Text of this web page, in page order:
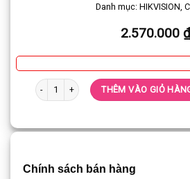
Danh mục: HIKVISION
2.570.000 ₫
Camera HIKVISON DS-2CE16U1T-ITF -
THÊM VÀO GIỎ
Chính sách bán hàng